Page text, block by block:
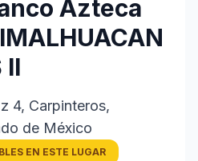
Azteca
II
4, Carpinteros,
de México
EN ESTE LUGAR